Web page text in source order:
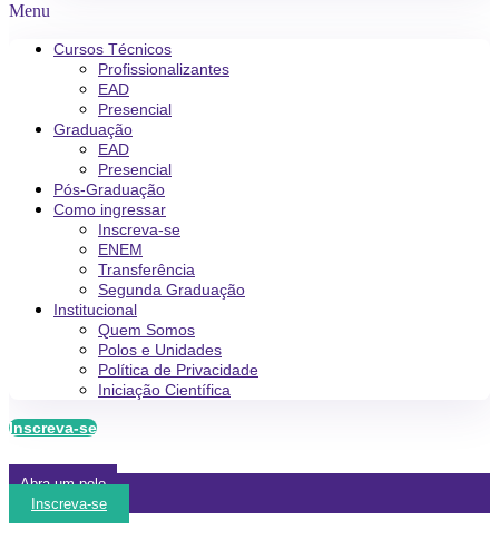
Menu
Cursos Técnicos
Profissionalizantes
EAD
Presencial
Graduação
EAD
Presencial
Pós-Graduação
Como ingressar
Inscreva-se
ENEM
Transferência
Segunda Graduação
Institucional
Quem Somos
Polos e Unidades
Política de Privacidade
Iniciação Científica
Inscreva-se
Abra um polo
Inscreva-se